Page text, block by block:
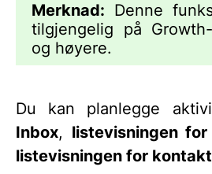
Merknad: Denne
tilgjengelig på
og høyere.
Du kan planlegge
Inbox, listevisningen
listevisningen for